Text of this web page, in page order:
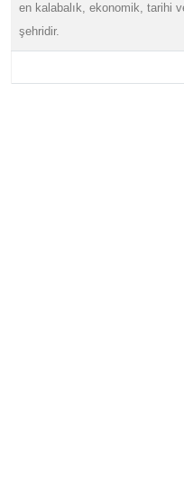
en kalabalık, ekonomik, tarihi
şehridir.